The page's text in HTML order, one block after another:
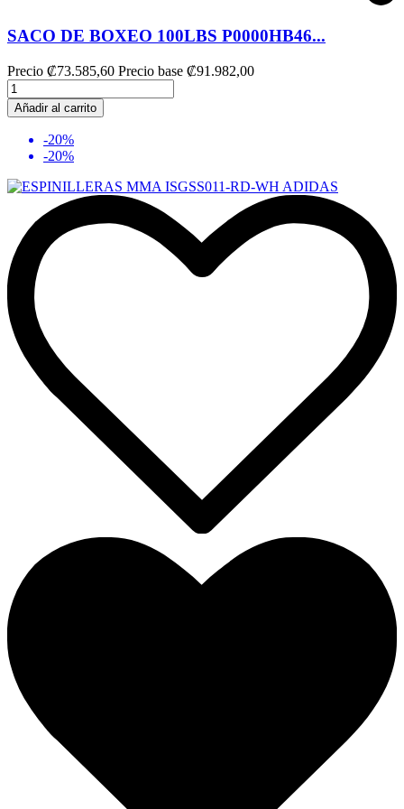
SACO DE BOXEO 100LBS P0000HB46...
Precio ₡73.585,60 Precio base ₡91.982,00
Añadir al carrito
-20%
-20%